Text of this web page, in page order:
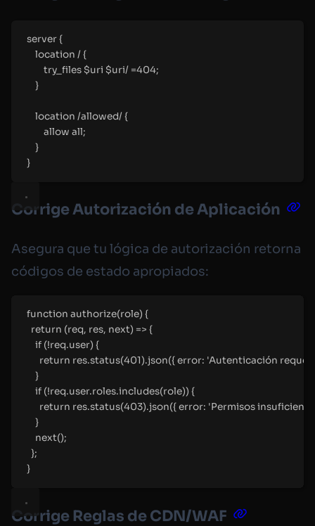
server {
location / {
try_files $uri $uri/ =404;
}
location /allowed/ {
allow all;
}
}
Corrige Autorización de Aplicación
Asegura que tu lógica de autorización retorna
códigos de estado apropiados:
function authorize(role) {
return (req, res, next) => {
if (!req.user) {
return res.status(401).json({ error: 'Autenticación
}
if (!req.user.roles.includes(role)) {
return res.status(403).json({ error: 'Permisos
}
next();
};
}
Corrige Reglas de CDN/WAF